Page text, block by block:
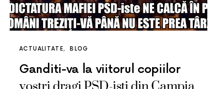
ACTUALITATE BLOG
Ganditi-va la viitorul copiilor